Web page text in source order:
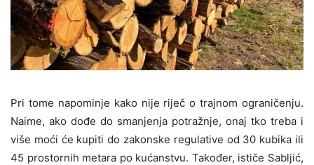
Pri tome napominje kako nije riječ o trajnom ograničenju.
Naime, ako dođe do smanjenja potražnje, onaj tko treba i
više moći će kupiti do zakonske regulative od 30 kubika ili
45 prostornih metara po kućanstvu. Također, ističe Sabljić,